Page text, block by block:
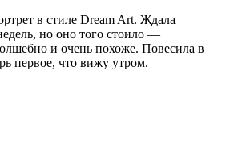
в стиле Dream Art. Ждала
но оно того стоило —
и очень похоже. Повесила в
первое, что вижу утром.